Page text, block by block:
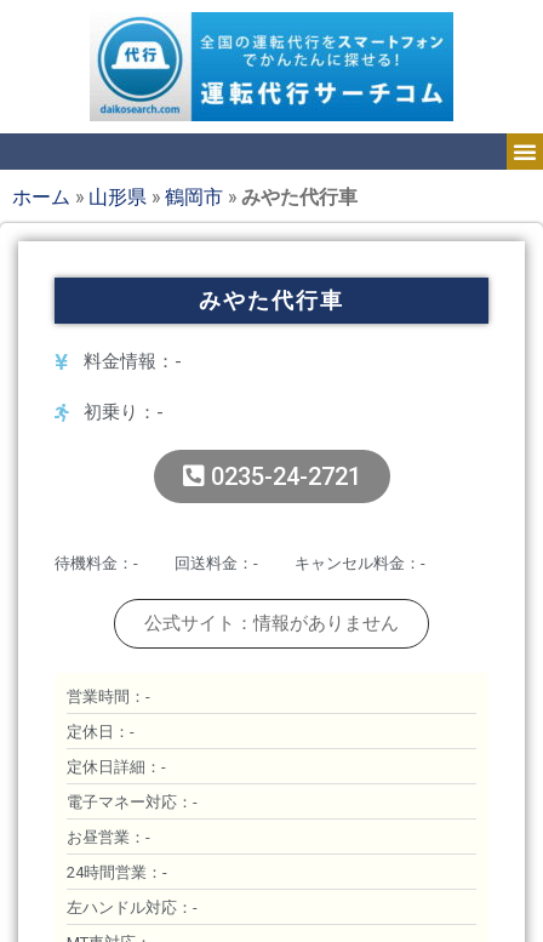
ホーム » 山形県 »鶴岡市 »みやた代行車
みやた代行車
料金情報：-
初乗り：-
0235-24-2721
待機料金：- 回送料金：- キャンセル料金：-
公式サイト：情報がありません
営業時間：-
定休日：-
定休日詳細：-
電子マネー対応：-
お昼営業：-
24時間営業：-
左ハンドル対応：-